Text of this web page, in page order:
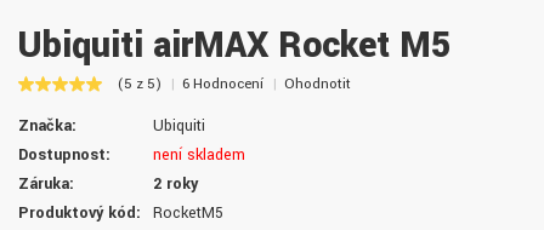
Ubiquiti airMAX Rocket M5
(5 z 5) 6 Hodnocení Ohodnotit
Značka:
Ubiquiti
Dostupnost:
není skladem
Záruka:
2 roky
Produktový kód:
RocketM5